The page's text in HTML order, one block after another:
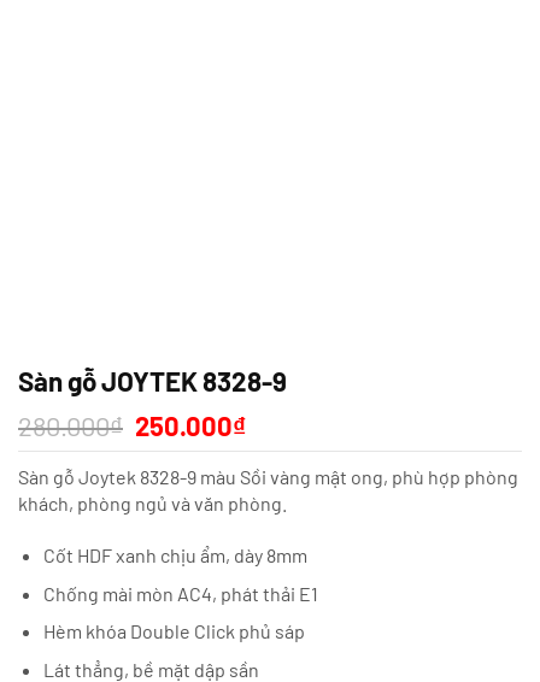
Sàn gỗ JOYTEK 8328-9
280.000₫ Giá
gốc
là:
280.000₫.
250.000₫Giá
hiện
tại
là:
250.000₫.
Sàn gỗ Joytek 8328-9 màu Sồi vàng mật ong, phù hợp phòng
khách, phòng ngủ và văn phòng.
Cốt HDF xanh chịu ẩm, dày 8mm
Chống mài mòn AC4, phát thải E1
Hèm khóa Double Click phủ sáp
Lát thẳng, bề mặt dập sần